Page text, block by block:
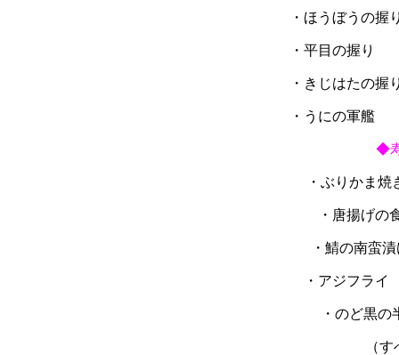
・ほう
・平目
・きじ
・うに
◆
・ぶり
・唐揚
・鯖の
・ア
・のど
（